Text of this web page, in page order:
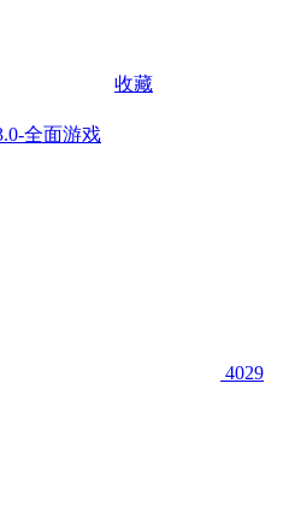
收藏
4029